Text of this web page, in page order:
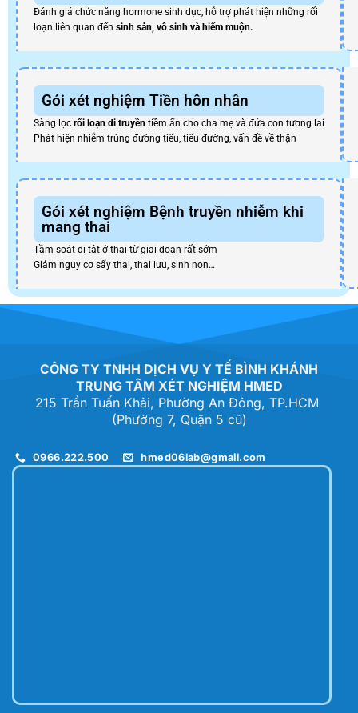
Đánh giá chức năng hormone sinh dục, hỗ trợ phát hiện những rối
loạn liên quan đến sinh sản, vô sinh và hiếm muộn.
Gói xét nghiệm Tiền hôn nhân
Sàng lọc rối loạn di truyền tiềm ẩn cho cha mẹ và đứa con tương lai
Phát hiện nhiễm trùng đường tiểu, tiểu đường, vấn đề về thận
Gói xét nghiệm Bệnh truyền nhiễm khi
mang thai
Tầm soát dị tật ở thai từ giai đoạn rất sớm
Giảm nguy cơ sẩy thai, thai lưu, sinh non…
CÔNG TY TNHH DỊCH VỤ Y TẾ BÌNH KHÁNH
TRUNG TÂM XÉT NGHIỆM HMED
215 Trần Tuấn Khải, Phường An Đông, TP.HCM
(Phường 7, Quận 5 cũ)
0966.222.500 hmed06lab@gmail.com